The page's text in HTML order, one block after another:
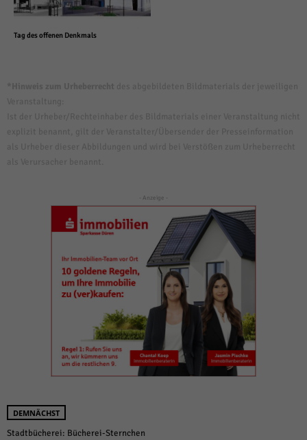
Tag des offenen Denkmals
- Anzeige -
DEMNÄCHST
Stadtbücherei: Bücherei-Sternchen